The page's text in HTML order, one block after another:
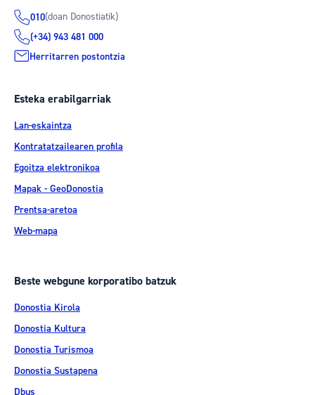
010(doan Donostiatik)
(+34) 943 481 000
Herritarren postontzia
Esteka erabilgarriak
Lan-eskaintza
Kontratatzailearen profila
Egoitza elektronikoa
Mapak - GeoDonostia
Prentsa-aretoa
Web-mapa
Beste webgune korporatibo batzuk
Donostia Kirola
Donostia Kultura
Donostia Turismoa
Donostia Sustapena
Dbus